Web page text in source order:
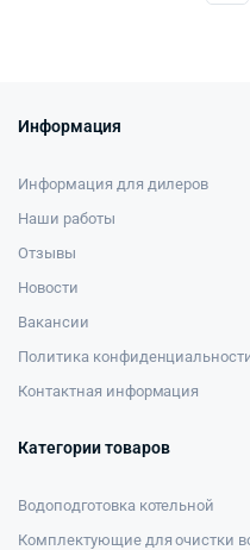
Информация
Информация для дилеров
Наши работы
Отзывы
Новости
Вакансии
Политика
Контактная информация
Категории товаров
Водоподготовка котельной
Комплектующие для очистки